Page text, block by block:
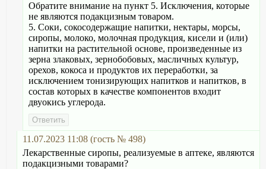
Обратите внимание на пункт 5. Исключения, которые
не являются подакцизным товаром.
5. Соки, сокосодержащие напитки, нектары, морсы,
сиропы, молоко, молочная продукция, кисели и (или)
напитки на растительной основе, произведенные из
зерна злаковых, зернобобовых, масличных культур,
орехов, кокоса и продуктов их переработки, за
исключением тонизирующих напитков и напитков, в
состав которых в качестве компонентов входит
двуокись углерода.
11.07.2023 11:08 (гость № 498)
Лекарственные сиропы, реализуемые в аптеке, являются
подакцизными товарами?